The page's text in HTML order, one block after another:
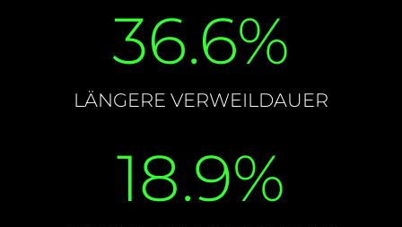
36.6%
LÄNGERE VERWEILDAUER
18.9%